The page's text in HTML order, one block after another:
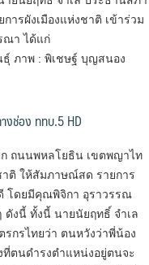
ารผังเมืองแห่งชาติ เข้าร่วม
ณา ได้แก่
พ : พิเชษฐ์ บุญสนอง
งช่อง ททบ.5 HD
ถนนพหลโยธิน เขตพญาไท
าติ ให้สัมภาษณ์สด รายการ
ดี โดยมีคุณพิจิกา อุราวรรณ
ดังนี้ ทั้งนี้ นายนัยฤทธิ์ จำเล
รกรไทยว่า ตนหวังว่าพี่น้อง
ที่ตนดำรงตำแหน่งอยู่ตนจะ